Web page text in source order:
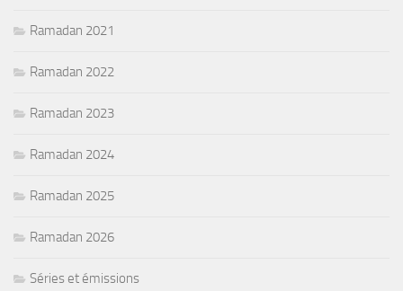
Ramadan 2021
Ramadan 2022
Ramadan 2023
Ramadan 2024
Ramadan 2025
Ramadan 2026
Séries et émissions